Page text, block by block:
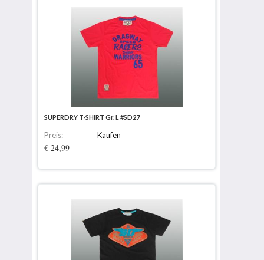
SUPERDRY T-SHIRT Gr. L #SD27
Preis:
€ 24,99
Kaufen